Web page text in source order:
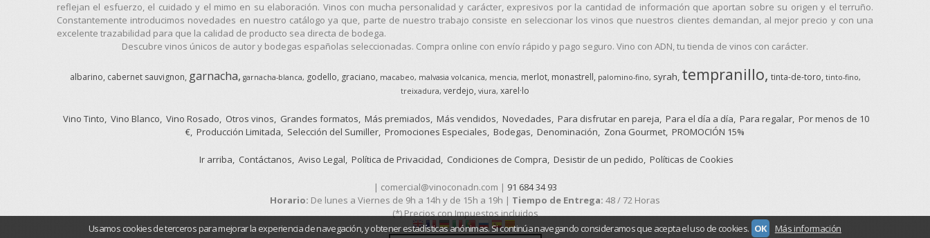
reflejan el esfuerzo, el cuidado y el mimo en su elaboración. Vinos con mucha personalidad y carácter, expresivos por la cantidad de información que aportan sobre su origen y el terruño.
Constantemente introducimos novedades en nuestro catálogo ya que, parte de nuestro trabajo consiste en seleccionar los vinos que nuestros clientes demandan, al mejor precio y con una
excelente trazabilidad para que la calidad de producto sea directa de bodega.
Descubre vinos únicos de autor y bodegas españolas seleccionadas. Compra online con envío rápido y pago seguro. Vino con ADN, tu tienda de vinos con carácter.
albarino cabernet sauvignon garnacha garnacha-blanca godello graciano macabeo malvasia volcanica mencia merlot monastrell palomino-fino syrah tempranillo tinta-de-toro tinto-fino
treixadura verdejo viura xarel·lo
Vino Tinto Vino Blanco Vino Rosado Otros vinos Grandes formatos Más premiados Más vendidos Novedades Para disfrutar en pareja Para el día a día Para regalar Por menos de 10
€ Producción Limitada Selección del Sumiller Promociones Especiales Bodegas Denominación Zona Gourmet PROMOCIÓN 15%
Ir arriba Contáctanos Aviso Legal Política de Privacidad Condiciones de Compra Desistir de un pedido Políticas de Cookies
| comercial@vinoconadn.com | 91 684 34 93
Horario: De lunes a Viernes de 9h a 14h y de 15h a 19h | Tiempo de Entrega: 48 / 72 Horas
(*) Precios con Impuestos incluidos
Usamos cookies de terceros para mejorar la experiencia de navegación, y obtener estadísticas anónimas. Si continúa navegando consideramos que acepta el uso de cookies. OK Más información